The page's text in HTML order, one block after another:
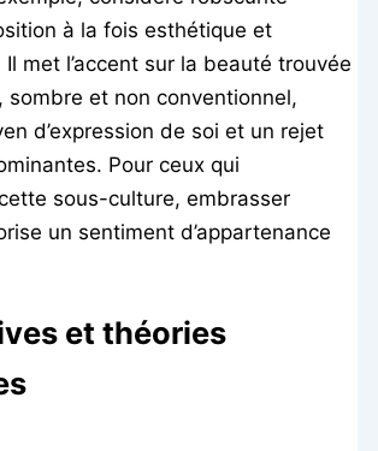
à la fois esthétique et
met l’accent sur la beauté trouvée
sombre et non conventionnel,
d’expression de soi et un rejet
Pour ceux qui
sous-culture, embrasser
un sentiment d’appartenance
et théories